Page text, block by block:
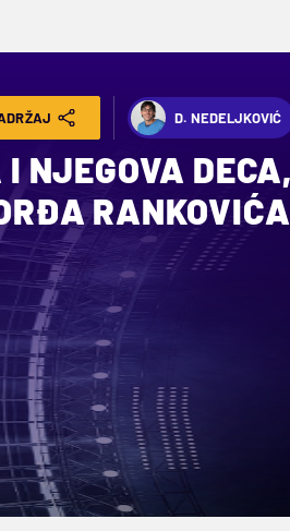
D. NEDELJKOVIĆ
I NJEGOVA
RANKOVIĆA